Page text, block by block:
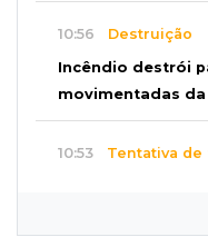
10:56 Destruição
Incêndio destrói
movimentadas
10:53 Tentativa de